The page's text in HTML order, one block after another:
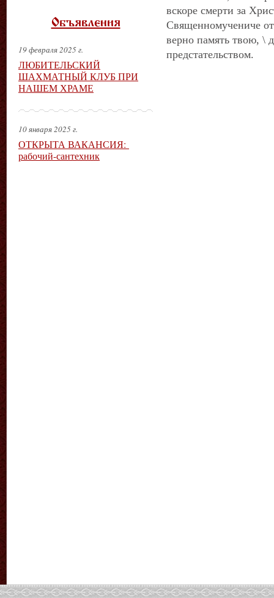
вскоре смерти за
Священномучениче
верно память твою, \
предстательством.
Объявления
19 февраля 2025 г.
ЛЮБИТЕЛЬСКИЙ
ШАХМАТНЫЙ КЛУБ ПРИ
НАШЕМ ХРАМЕ
10 января 2025 г.
ОТКРЫТА ВАКАНСИЯ:
рабочий-сантехник